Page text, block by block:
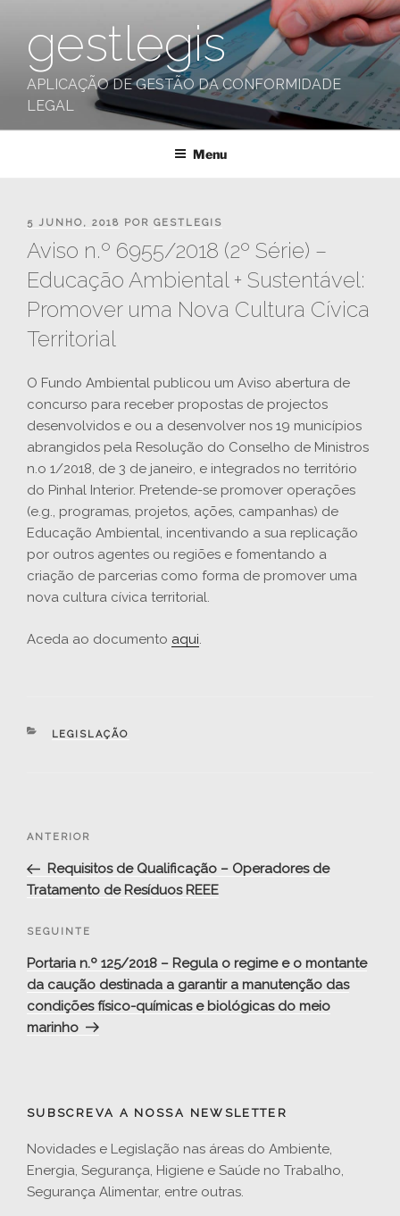
conteúdo
gestlegis
APLICAÇÃO DE GESTÃO DA CONFORMIDADE
LEGAL
Menu
PUBLICADO
EM
5 JUNHO, 2018 POR GESTLEGIS
Aviso n.º 6955/2018 (2º Série) –
Educação Ambiental + Sustentável:
Promover uma Nova Cultura Cívica
Territorial
O Fundo Ambiental publicou um Aviso abertura de
concurso para receber propostas de projectos
desenvolvidos e ou a desenvolver nos 19 municípios
abrangidos pela Resolução do Conselho de Ministros
n.o 1/2018, de 3 de janeiro, e integrados no território
do Pinhal Interior. Pretende-se promover operações
(e.g., programas, projetos, ações, campanhas) de
Educação Ambiental, incentivando a sua replicação
por outros agentes ou regiões e fomentando a
criação de parcerias como forma de promover uma
nova cultura cívica territorial.
Aceda ao documento aqui.
CATEGORIAS
LEGISLAÇÃO
artigos
Conteúdo
ANTERIOR
Requisitos de Qualificação – Operadores de
Tratamento de Resíduos REEE
Conteúdo
SEGUINTE
Portaria n.º 125/2018 – Regula o regime e o montante
da caução destinada a garantir a manutenção das
condições físico-químicas e biológicas do meio
marinho
SUBSCREVA A NOSSA NEWSLETTER
Novidades e Legislação nas áreas do Ambiente,
Energia, Segurança, Higiene e Saúde no Trabalho,
Segurança Alimentar, entre outras.